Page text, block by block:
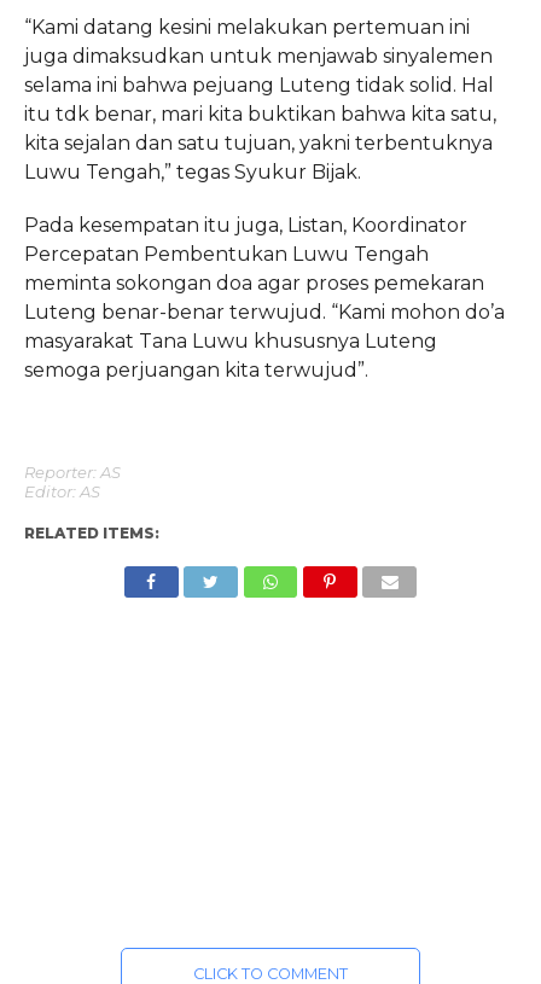
“Kami datang kesini melakukan pertemuan ini
juga dimaksudkan untuk menjawab sinyalemen
selama ini bahwa pejuang Luteng tidak solid. Hal
itu tdk benar, mari kita buktikan bahwa kita satu,
kita sejalan dan satu tujuan, yakni terbentuknya
Luwu Tengah,” tegas Syukur Bijak.
Pada kesempatan itu juga, Listan, Koordinator
Percepatan Pembentukan Luwu Tengah
meminta sokongan doa agar proses pemekaran
Luteng benar-benar terwujud. “Kami mohon do’a
masyarakat Tana Luwu khususnya Luteng
semoga perjuangan kita terwujud”.
Reporter: AS
Editor: AS
RELATED ITEMS:
CLICK TO COMMENT